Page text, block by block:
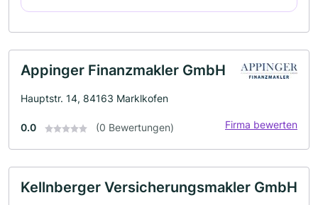
Appinger Finanzmakler GmbH
Hauptstr. 14, 84163 Marklkofen
0.0 (0 Bewertungen) Firma bewerten
Kellnberger Versicherungsmakler GmbH